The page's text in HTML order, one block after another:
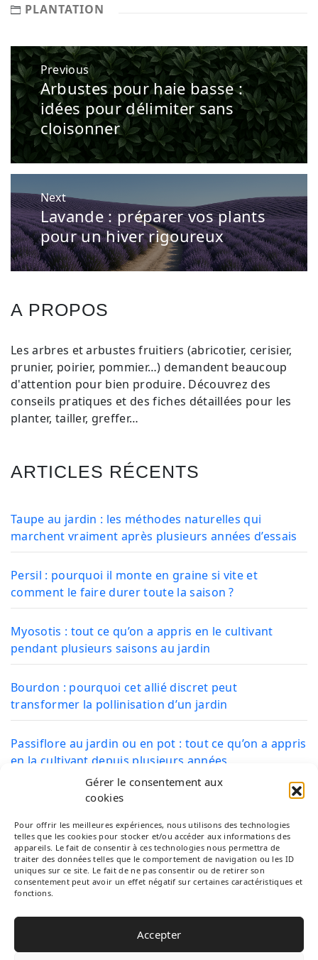
Gérer le consentement aux
cookies
Pour offrir les meilleures expériences, nous utilisons des technologies
telles que les cookies pour stocker et/ou accéder aux informations des
appareils. Le fait de consentir à ces technologies nous permettra de
traiter des données telles que le comportement de navigation ou les ID
uniques sur ce site. Le fait de ne pas consentir ou de retirer son
consentement peut avoir un effet négatif sur certaines caractéristiques et
fonctions.
Accepter
PLANTATION
Navigation
de
l’article
Previous
Previous
post:
Arbustes pour haie basse :
idées pour délimiter sans
cloisonner
Next
Next
post:
Lavande : préparer vos plants
pour un hiver rigoureux
A PROPOS
Les arbres et arbustes fruitiers (abricotier, cerisier,
prunier, poirier, pommier…) demandent beaucoup
d'attention pour bien produire. Découvrez des
conseils pratiques et des fiches détaillées pour les
planter, tailler, greffer…
ARTICLES RÉCENTS
Taupe au jardin : les méthodes naturelles qui
marchent vraiment après plusieurs années d’essais
Persil : pourquoi il monte en graine si vite et
comment le faire durer toute la saison ?
Myosotis : tout ce qu’on a appris en le cultivant
pendant plusieurs saisons au jardin
Bourdon : pourquoi cet allié discret peut
transformer la pollinisation d’un jardin
Passiflore au jardin ou en pot : tout ce qu’on a appris
en la cultivant depuis plusieurs années
CATÉGORIES
Arbres Fruitiers
Plantation
Plantes du jardin